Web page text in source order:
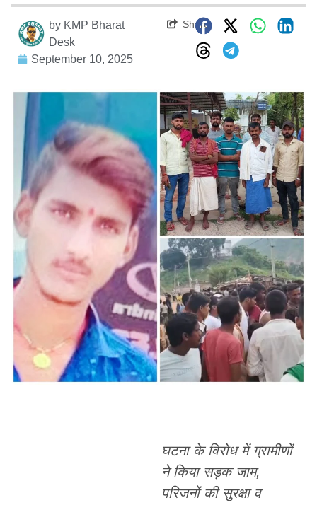
by KMP Bharat
Desk
September 10, 2025
Share
घटना के विरोध में ग्रामीणों
ने किया सड़क जाम,
परिजनों की सुरक्षा व